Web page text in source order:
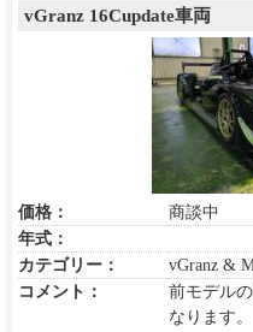
vGranz 16Cupdate車両
価格：
商談中
年式：
カテゴリー：
vGranz &
コメント：
前モデル
なります。